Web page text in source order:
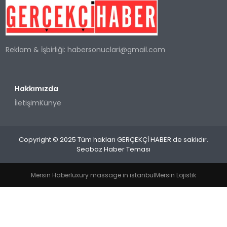
SPOR
TEKNOLOJI
YAŞAM
Reklam & İşbirliği:habersonuclari@gmail.com
Hakkımızda
İletişimKünye
Copyright © 2025 Tüm hakları GERÇEKÇİ HABER de saklıdır.
Seobaz Haber Teması
Mersin Haberluxury massage in istanbulMersin Lojistik